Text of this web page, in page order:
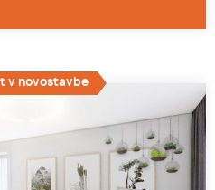
v novostavbe